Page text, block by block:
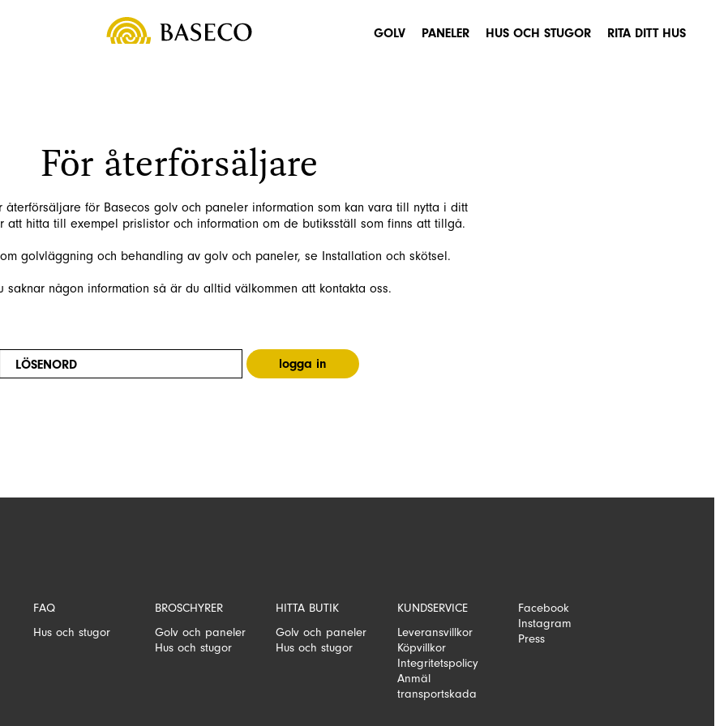
GOLV PANELER HUS OCH STUGOR RITA DITT HUS
För återförsäljare
återförsäljare för Basecos golv och paneler information som kan vara till nytta i ditt
att hitta till exempel prislistor och information om de butiksställ som finns att tillgå.
golvläggning och behandling av golv och paneler, se Installation och skötsel.
saknar någon information så är du alltid välkommen att kontakta oss.
LÖSENORD
FAQ
Hus och stugor
BROSCHYRER
Golv och paneler
Hus och stugor
HITTA BUTIK
Golv och paneler
Hus och stugor
KUNDSERVICE
Leveransvillkor
Köpvillkor
Integritetspolicy
Anmäl
transportskada
Facebook
Instagram
Press